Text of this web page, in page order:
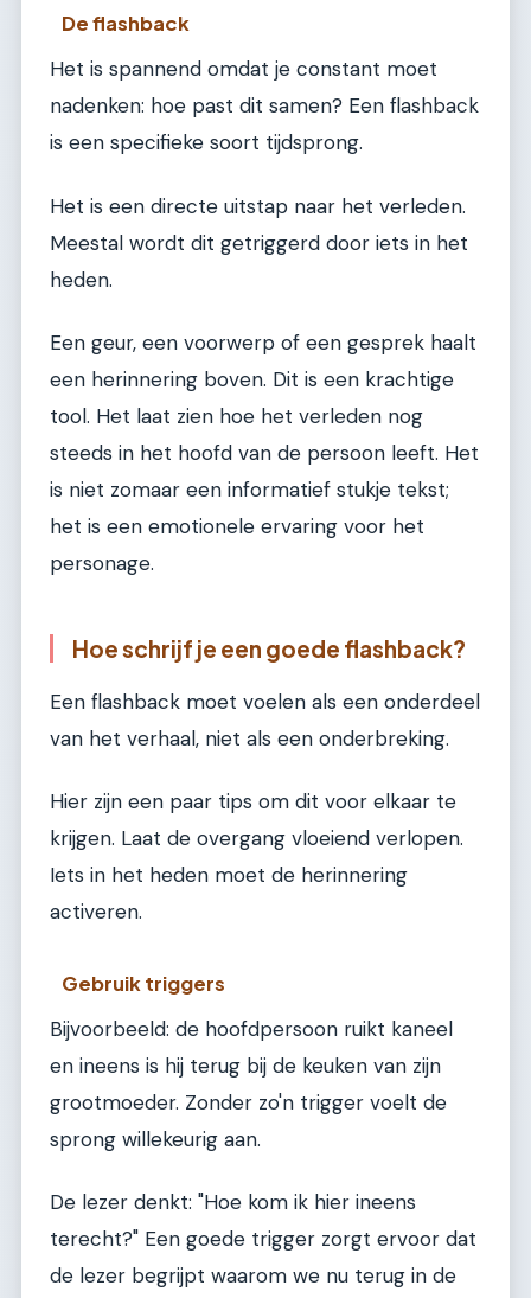
De flashback
Het is spannend omdat je constant moet
nadenken: hoe past dit samen? Een flashback
is een specifieke soort tijdsprong.
Het is een directe uitstap naar het verleden.
Meestal wordt dit getriggerd door iets in het
heden.
Een geur, een voorwerp of een gesprek haalt
een herinnering boven. Dit is een krachtige
tool. Het laat zien hoe het verleden nog
steeds in het hoofd van de persoon leeft. Het
is niet zomaar een informatief stukje tekst;
het is een emotionele ervaring voor het
personage.
Hoe schrijf je een goede flashback?
Een flashback moet voelen als een onderdeel
van het verhaal, niet als een onderbreking.
Hier zijn een paar tips om dit voor elkaar te
krijgen. Laat de overgang vloeiend verlopen.
Iets in het heden moet de herinnering
activeren.
Gebruik triggers
Bijvoorbeeld: de hoofdpersoon ruikt kaneel
en ineens is hij terug bij de keuken van zijn
grootmoeder. Zonder zo'n trigger voelt de
sprong willekeurig aan.
De lezer denkt: "Hoe kom ik hier ineens
terecht?" Een goede trigger zorgt ervoor dat
de lezer begrijpt waarom we nu terug in de